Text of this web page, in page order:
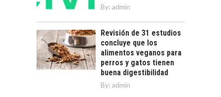
By: admin
Revisión de 31 estudios
concluye que los
alimentos veganos para
perros y gatos tienen
buena digestibilidad
By: admin